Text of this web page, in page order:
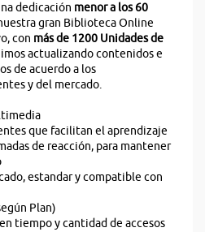
dedicación menor a los 60
gran Biblioteca Online
con más de 1200 Unidades de
actualizando contenidos e
de acuerdo a los
y del mercado.
que facilitan el aprendizaje
de reacción, para mantener
estandar y compatible con
Plan)
tiempo y cantidad de accesos